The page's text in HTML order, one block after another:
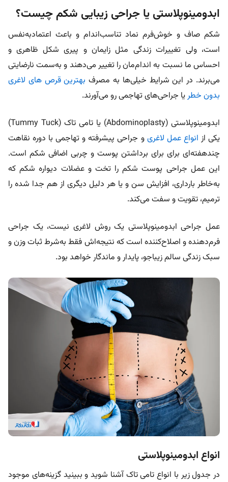
ابدومینوپلاستی یا جراحی زیبایی شکم چیست؟
شکم صاف و خوش‌فرم نماد تناسب‌اندام و باعث اعتماد‌به‌نفس
است، ولی تغییرات زندگی مثل زایمان و پیری شکل ظاهری و
احساس ما نسبت به اندام‌مان را تغییر می‌دهند و به‌سمت نارضایتی
می‌برند. در این شرایط خیلی‌ها به مصرف بهترین قرص های لاغری
بدون خطریا جراحی‌های تهاجمی رو می‌آورند.
ابدومینوپلاستی (Abdominoplasty) یا تامی تاک (Tummy Tuck)
یکی از انواع عمل لاغری و جراحی پیشرفته و تهاجمی با دوره نقاهت
چندهفته‌ای برای برای برداشتن پوست و چربی اضافی شکم است.
این عمل جراحی پوست شکم را تخت و عضلات دیواره شکم که
به‌خاطر بارداری، افزایش سن و یا هر دلیل دیگری از هم جدا شده را
ترمیم، تقویت و سفت می‌کند.
عمل جراحی ابدومینوپلاستی یک روش لاغری نیست، یک جراحی
فرم‌دهنده و اصلاح‌کننده است که نتیجه‌اش فقط به‌شرط ثبات وزن و
سبک زندگی سالم زیباجو، پایدار و ماندگار خواهد بود.
انواع ابدومینوپلاستی
در جدول زیر با انواع تامی تاک آشنا شوید و ببینید گزینه‌های موجود